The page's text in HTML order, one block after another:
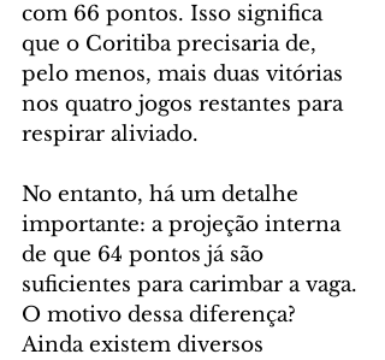
com 66 pontos. Isso significa
que o Coritiba precisaria de,
pelo menos, mais duas vitórias
nos quatro jogos restantes para
respirar aliviado.
No entanto, há um detalhe
importante: a projeção interna
de que 64 pontos já são
suficientes para carimbar a vaga.
O motivo dessa diferença?
Ainda existem diversos